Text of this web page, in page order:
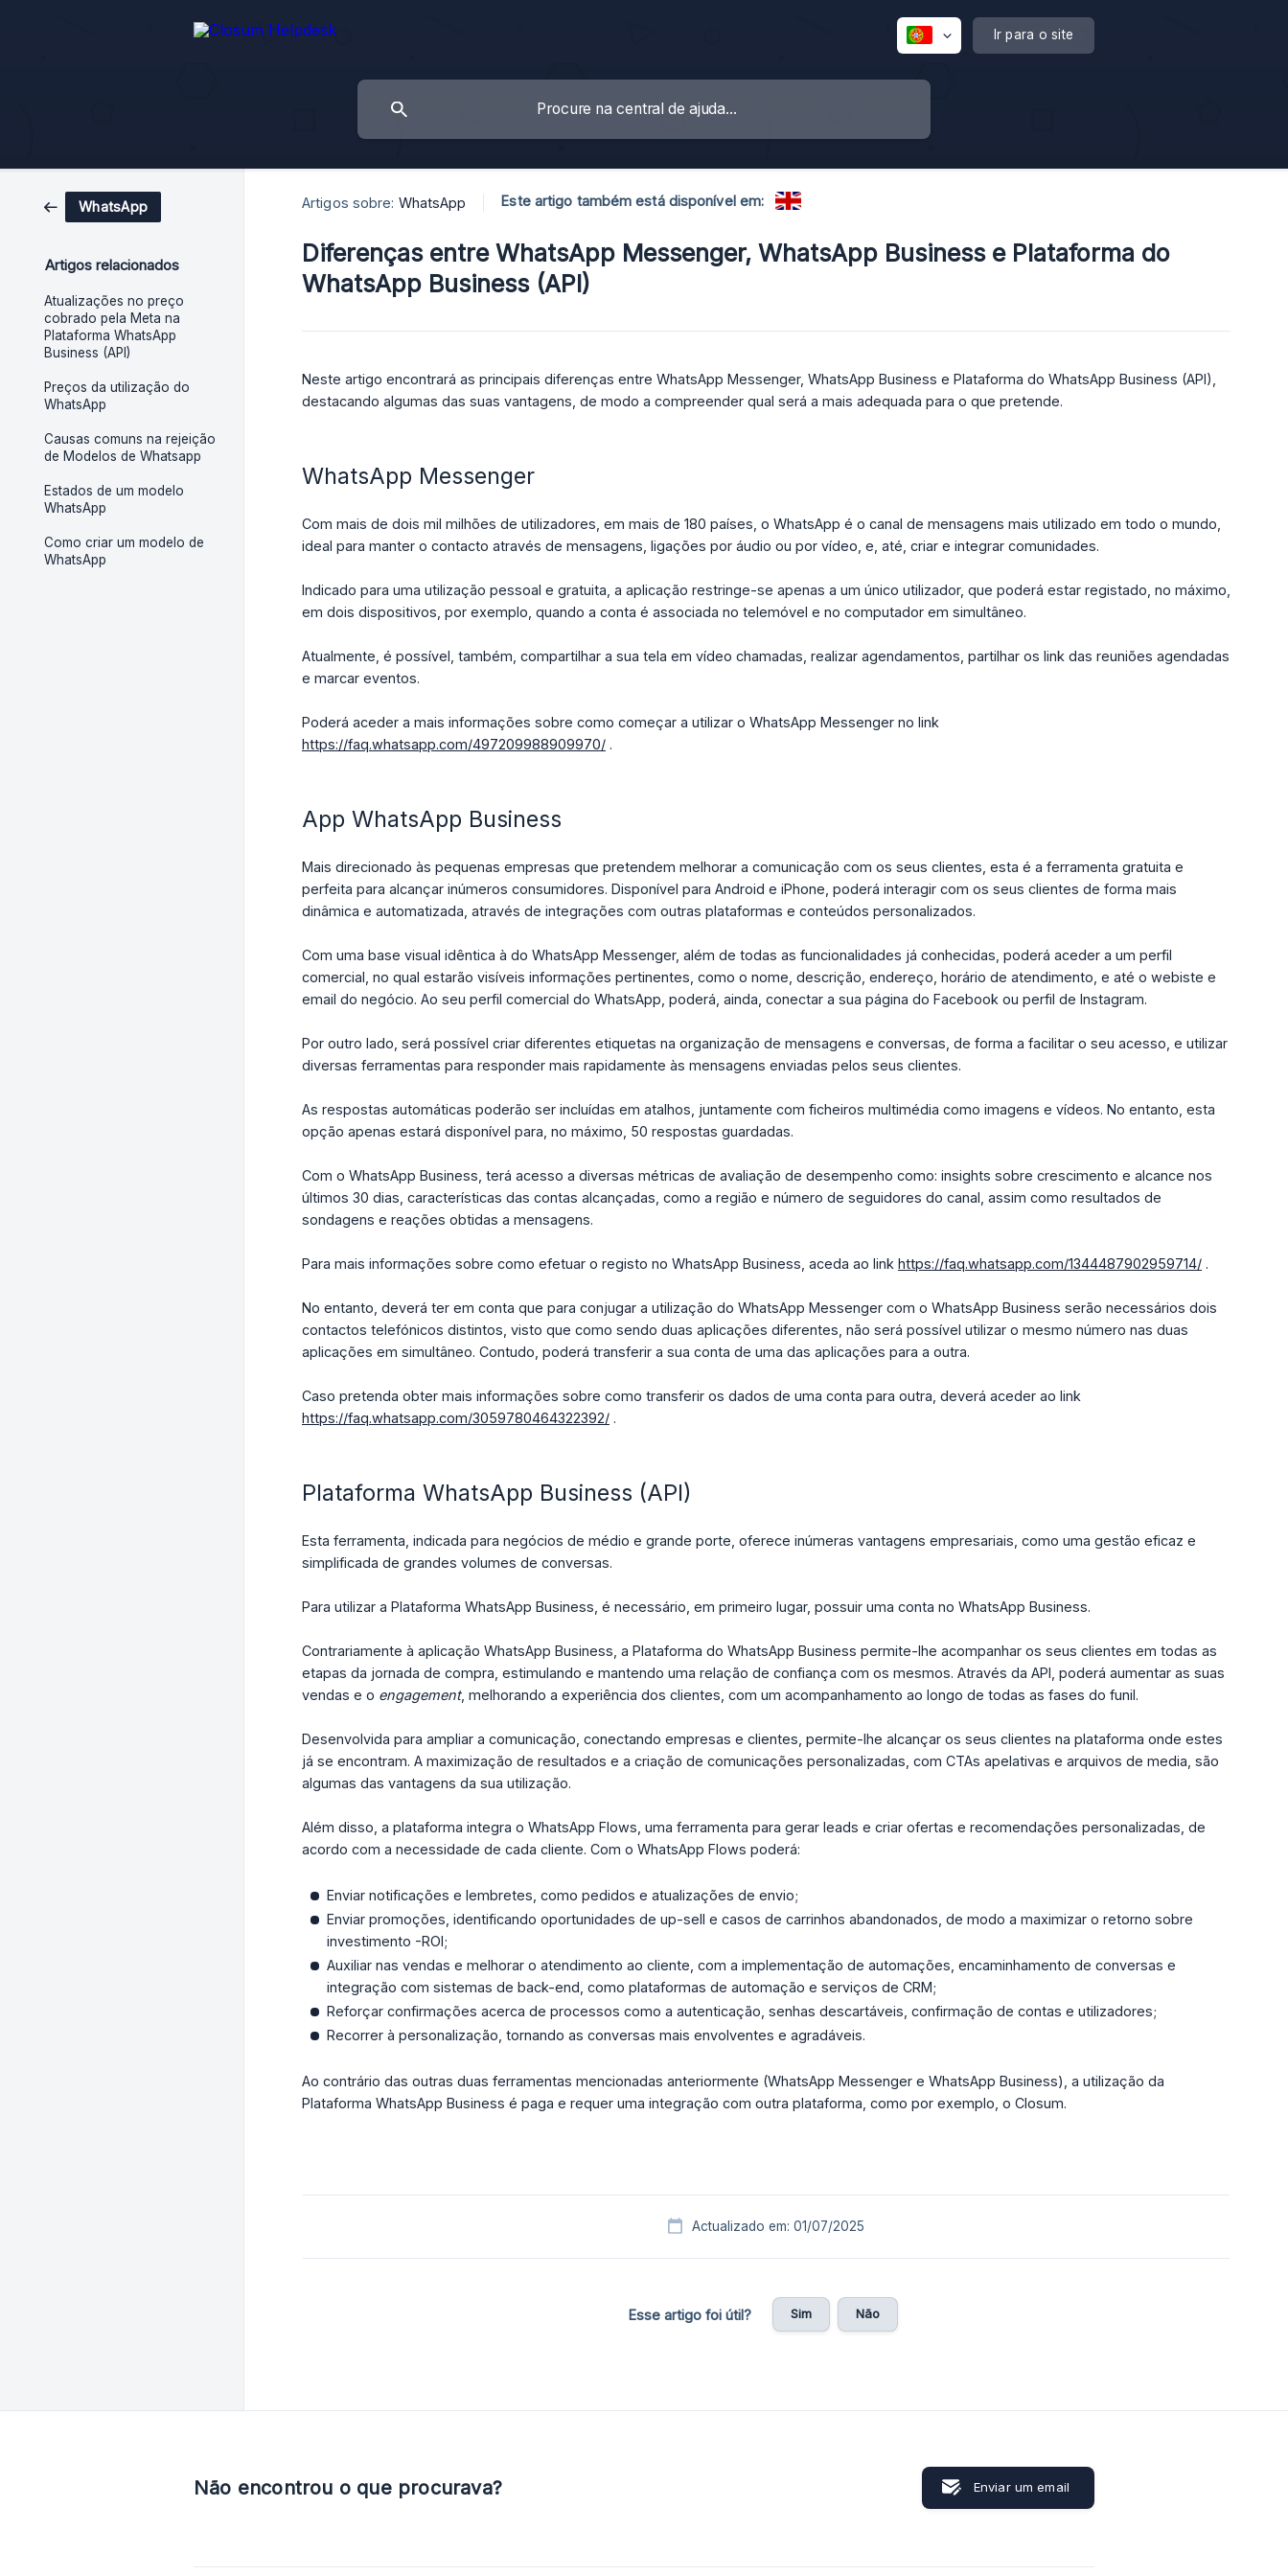
Ir para o site
WhatsApp
Artigos relacionados
Atualizações no preço
cobrado pela Meta na
Plataforma WhatsApp
Business (API)
Preços da utilização do
WhatsApp
Causas comuns na rejeição
de Modelos de Whatsapp
Estados de um modelo
WhatsApp
Como criar um modelo de
WhatsApp
Artigos sobre: WhatsApp Este artigo também está disponível em:
Diferenças entre WhatsApp Messenger, WhatsApp Business e Plataforma do
WhatsApp Business (API)
Neste artigo encontrará as principais diferenças entre WhatsApp Messenger, WhatsApp Business e Plataforma do WhatsApp Business (API),
destacando algumas das suas vantagens, de modo a compreender qual será a mais adequada para o que pretende.
WhatsApp Messenger
Com mais de dois mil milhões de utilizadores, em mais de 180 países, o WhatsApp é o canal de mensagens mais utilizado em todo o mundo,
ideal para manter o contacto através de mensagens, ligações por áudio ou por vídeo, e, até, criar e integrar comunidades.
Indicado para uma utilização pessoal e gratuita, a aplicação restringe-se apenas a um único utilizador, que poderá estar registado, no máximo,
em dois dispositivos, por exemplo, quando a conta é associada no telemóvel e no computador em simultâneo.
Atualmente, é possível, também, compartilhar a sua tela em vídeo chamadas, realizar agendamentos, partilhar os link das reuniões agendadas
e marcar eventos.
Poderá aceder a mais informações sobre como começar a utilizar o WhatsApp Messenger no link
https://faq.whatsapp.com/497209988909970/ .
App WhatsApp Business
Mais direcionado às pequenas empresas que pretendem melhorar a comunicação com os seus clientes, esta é a ferramenta gratuita e
perfeita para alcançar inúmeros consumidores. Disponível para Android e iPhone, poderá interagir com os seus clientes de forma mais
dinâmica e automatizada, através de integrações com outras plataformas e conteúdos personalizados.
Com uma base visual idêntica à do WhatsApp Messenger, além de todas as funcionalidades já conhecidas, poderá aceder a um perfil
comercial, no qual estarão visíveis informações pertinentes, como o nome, descrição, endereço, horário de atendimento, e até o webiste e
email do negócio. Ao seu perfil comercial do WhatsApp, poderá, ainda, conectar a sua página do Facebook ou perfil de Instagram.
Por outro lado, será possível criar diferentes etiquetas na organização de mensagens e conversas, de forma a facilitar o seu acesso, e utilizar
diversas ferramentas para responder mais rapidamente às mensagens enviadas pelos seus clientes.
As respostas automáticas poderão ser incluídas em atalhos, juntamente com ficheiros multimédia como imagens e vídeos. No entanto, esta
opção apenas estará disponível para, no máximo, 50 respostas guardadas.
Com o WhatsApp Business, terá acesso a diversas métricas de avaliação de desempenho como: insights sobre crescimento e alcance nos
últimos 30 dias, características das contas alcançadas, como a região e número de seguidores do canal, assim como resultados de
sondagens e reações obtidas a mensagens.
Para mais informações sobre como efetuar o registo no WhatsApp Business, aceda ao link https://faq.whatsapp.com/1344487902959714/ .
No entanto, deverá ter em conta que para conjugar a utilização do WhatsApp Messenger com o WhatsApp Business serão necessários dois
contactos telefónicos distintos, visto que como sendo duas aplicações diferentes, não será possível utilizar o mesmo número nas duas
aplicações em simultâneo. Contudo, poderá transferir a sua conta de uma das aplicações para a outra.
Caso pretenda obter mais informações sobre como transferir os dados de uma conta para outra, deverá aceder ao link
https://faq.whatsapp.com/3059780464322392/ .
Plataforma WhatsApp Business (API)
Esta ferramenta, indicada para negócios de médio e grande porte, oferece inúmeras vantagens empresariais, como uma gestão eficaz e
simplificada de grandes volumes de conversas.
Para utilizar a Plataforma WhatsApp Business, é necessário, em primeiro lugar, possuir uma conta no WhatsApp Business.
Contrariamente à aplicação WhatsApp Business, a Plataforma do WhatsApp Business permite-lhe acompanhar os seus clientes em todas as
etapas da jornada de compra, estimulando e mantendo uma relação de confiança com os mesmos. Através da API, poderá aumentar as suas
vendas e o engagement, melhorando a experiência dos clientes, com um acompanhamento ao longo de todas as fases do funil.
Desenvolvida para ampliar a comunicação, conectando empresas e clientes, permite-lhe alcançar os seus clientes na plataforma onde estes
já se encontram. A maximização de resultados e a criação de comunicações personalizadas, com CTAs apelativas e arquivos de media, são
algumas das vantagens da sua utilização.
Além disso, a plataforma integra o WhatsApp Flows, uma ferramenta para gerar leads e criar ofertas e recomendações personalizadas, de
acordo com a necessidade de cada cliente. Com o WhatsApp Flows poderá:
Enviar notificações e lembretes, como pedidos e atualizações de envio;
Enviar promoções, identificando oportunidades de up-sell e casos de carrinhos abandonados, de modo a maximizar o retorno sobre
investimento -ROI;
Auxiliar nas vendas e melhorar o atendimento ao cliente, com a implementação de automações, encaminhamento de conversas e
integração com sistemas de back-end, como plataformas de automação e serviços de CRM;
Reforçar confirmações acerca de processos como a autenticação, senhas descartáveis, confirmação de contas e utilizadores;
Recorrer à personalização, tornando as conversas mais envolventes e agradáveis.
Ao contrário das outras duas ferramentas mencionadas anteriormente (WhatsApp Messenger e WhatsApp Business), a utilização da
Plataforma WhatsApp Business é paga e requer uma integração com outra plataforma, como por exemplo, o Closum.
Actualizado em: 01/07/2025
Esse artigo foi útil? Sim Não
Não encontrou o que procurava? Enviar um email